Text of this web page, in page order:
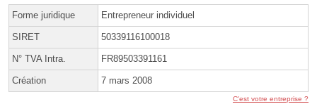
Forme juridique Entrepreneur individuel
SIRET 50339116100018
N° TVA Intra. FR89503391161
Création 7 mars 2008
C'est votre entreprise ?